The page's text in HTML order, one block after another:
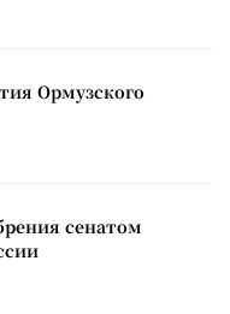
Ормузского
сенатом